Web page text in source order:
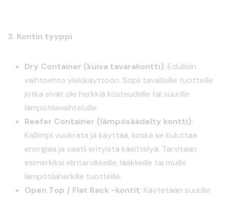
3. Kontin tyyppi
Dry Container (kuiva tavarakontti): Edullisin
vaihtoehto yleiskäyttöön. Sopii tavallisille tuotteille
jotka eivät ole herkkiä kosteudelle tai suurille
lämpötilavaihteluille.
Reefer Container (lämpösäädelty kontti):
Kalliimpi vuokrata ja käyttää, koska se kuluttaa
energiaa ja vaatii erityistä käsittelyä. Tarvitaan
esimerkiksi elintarvikkeille, lääkkeille tai muille
lämpötilaherkille tuotteille.
Open Top / Flat Rack -kontit: Käytetään suurille